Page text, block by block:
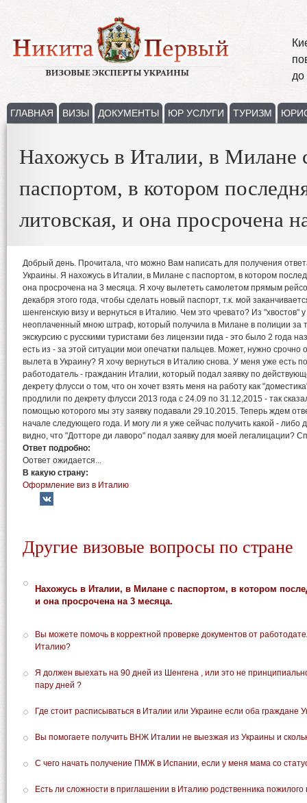
до
ГЛАВНАЯ ВИЗЫ ДОКУМЕНТЫ ЮР УСЛУГИ ТУРИЗМ
Нахожусь в Италии, в Милане
паспортом, в котором
литовская, и она просрочена
Добрый день. Прочитала, что можно Вам написать для получения
Украины. Я нахожусь в Италии, в Милане с паспортом, в котором
она просрочена на 3 месяца. Я хочу вылететь самолетом прямым
декабря этого года, чтобы сделать новый паспорт, т.к. мой
шенгенскую визу и вернуться в Италию. Чем это чревато? Из "хвостов"
неоплаченный мною штраф, который получила в Милане в полиции за
экскурсию с русскими туристами без лицензии гида - это было 2 года
есть из - за этой ситуации мои опечатки пальцев. Может, нужно срочно
вылета в Украину? Я хочу вернуться в Италию снова. У меня уже есть
работодатель - гражданин Италии, который подал заявку по
декрету флусси о том, что он хочет взять меня на работу как
продлили по декрету флусси 2013 года с 24.09 по 31.12,2015 - так
помощью которого мы эту заявку подавали 29.10.2015. Теперь ждем
начале следующего года. И могу ли я уже сейчас получить какой - либо
видно, что "Дотторе ди лаворо" подал заявку для моей легалицации?
Ответ подробно:
Оответ ожидается...
В какую страну:
Оформление виз в Италию
Другие визовые вопросы по стране
Нахожусь в Италии, в Милане с паспортом, в котором
и она просрочена на 3 месяца.
Вы можете помочь в корректной проверке документов от
Италию?
Я должен выехать на 90 дней из Шенгена , или это не
пару дней ?
Где стоит расписываться в Италии или Украине если оба граждане
Вы помогаете получить ВНЖ Италии не выезжая из Украины и
С чего начать получение ПМЖ в Испании, если у меня мама со
Есть ли сложности в приглашении в Италию родственника пожилого